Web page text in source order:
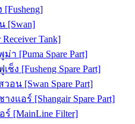
[Swan]
Tank]
[Puma Spare Part]
ง [Fusheng Spare Part]
อน [Swan Spare Part]
แอร์ [Shangair Spare Part]
ร์ [MainLine Filter]